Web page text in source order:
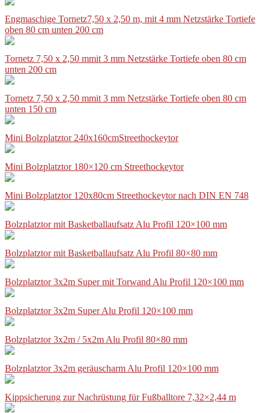
Engmaschige Tornetz7,50 x 2,50 m, mit 4 mm Netzstärke Tortiefe
oben 80 cm unten 200 cm
Tornetz 7,50 x 2,50 mmit 3 mm Netzstärke Tortiefe oben 80 cm
unten 200 cm
Tornetz 7,50 x 2,50 mmit 3 mm Netzstärke Tortiefe oben 80 cm
unten 150 cm
Mini Bolzplatztor 240x160cmStreethockeytor
Mini Bolzplatztor 180×120 cm Streethockeytor
Mini Bolzplatztor 120x80cm Streethockeytor nach DIN EN 748
Bolzplatztor mit Basketballaufsatz Alu Profil 120×100 mm
Bolzplatztor mit Basketballaufsatz Alu Profil 80×80 mm
Bolzplatztor 3x2m Super mit Torwand Alu Profil 120×100 mm
Bolzplatztor 3x2m Super Alu Profil 120×100 mm
Bolzplatztor 3x2m / 5x2m Alu Profil 80×80 mm
Bolzplatztor 3x2m geräuscharm Alu Profil 120×100 mm
Kippsicherung zur Nachrüstung für Fußballtore 7,32×2,44 m